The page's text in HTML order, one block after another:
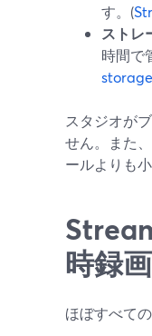
す。(
ストレ
時間で
スタジオが
せん。また
ールよりも
時録
ほぼすべて